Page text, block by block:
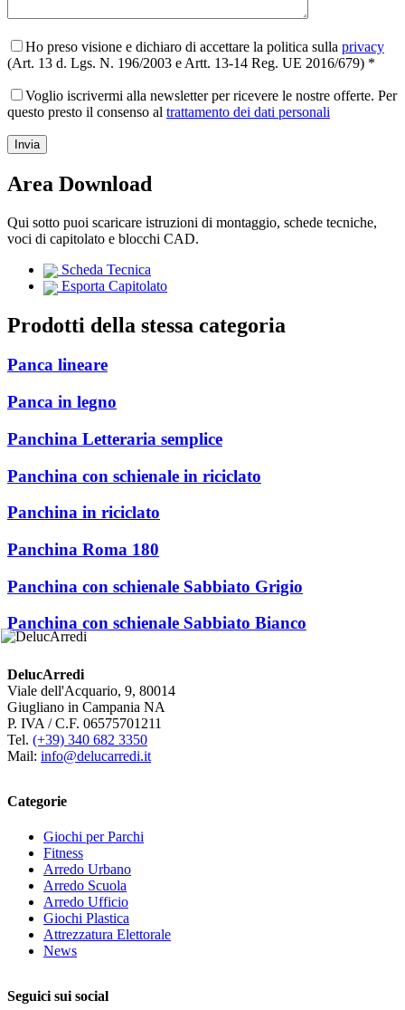
Ho preso visione e dichiaro di accettare la politica sulla privacy
(Art. 13 d. Lgs. N. 196/2003 e Artt. 13-14 Reg. UE 2016/679) *
Voglio iscrivermi alla newsletter per ricevere le nostre offerte. Per
questo presto il consenso al trattamento dei dati personali
Area Download
Qui sotto puoi scaricare istruzioni di montaggio, schede tecniche,
voci di capitolato e blocchi CAD.
Scheda Tecnica
Esporta Capitolato
Prodotti della stessa categoria
Panca lineare
Panca in legno
Panchina Letteraria semplice
Panchina con schienale in riciclato
Panchina in riciclato
Panchina Roma 180
Panchina con schienale Sabbiato Grigio
Panchina con schienale Sabbiato Bianco
DelucArredi
Viale dell'Acquario, 9, 80014
Giugliano in Campania NA
P. IVA / C.F. 06575701211
Tel. (+39) 340 682 3350
Mail: info@delucarredi.it
Categorie
Giochi per Parchi
Fitness
Arredo Urbano
Arredo Scuola
Arredo Ufficio
Giochi Plastica
Attrezzatura Elettorale
News
Seguici sui social